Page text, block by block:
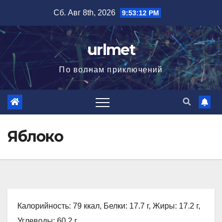
содержимому
Сб. Авг 8th, 2026 9:53:14 PM
urlmet
По волнам приключений
Яблоко
Калорийность: 79 ккал, Белки: 17.7 г, Жиры: 17.2 г,